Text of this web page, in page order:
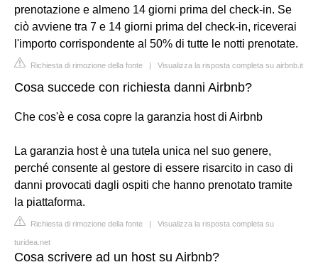
prenotazione e almeno 14 giorni prima del check-in. Se
ciò avviene tra 7 e 14 giorni prima del check-in, riceverai
l'importo corrispondente al 50% di tutte le notti prenotate.
Richiesta di rimozione della fonte | Visualizza la risposta completa su airbnb.it
Cosa succede con richiesta danni Airbnb?
Che cos'è e cosa copre la garanzia host di Airbnb
La garanzia host è una tutela unica nel suo genere,
perché consente al gestore di essere risarcito in caso di
danni provocati dagli ospiti che hanno prenotato tramite
la piattaforma.
Richiesta di rimozione della fonte | Visualizza la risposta completa su
turidea.net
Cosa scrivere ad un host su Airbnb?